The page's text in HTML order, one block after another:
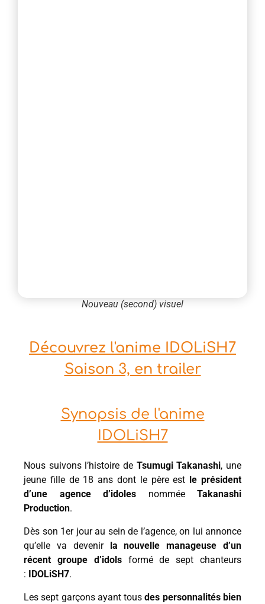
Nouveau (second) visuel
Découvrez l'anime IDOLiSH7
Saison 3, en trailer
Synopsis de l'anime
IDOLiSH7
Nous suivons l’histoire de Tsumugi Takanashi, une
jeune fille de 18 ans dont le père est le président
d’une agence d’idoles nommée Takanashi
Production.
Dès son 1er jour au sein de l’agence, on lui annonce
qu’elle va devenir
la nouvelle manageuse d’un
récent groupe d’idolsformé de sept chanteurs
:
IDOLiSH7.
Les sept garçons ayant tousdes personnalités bien